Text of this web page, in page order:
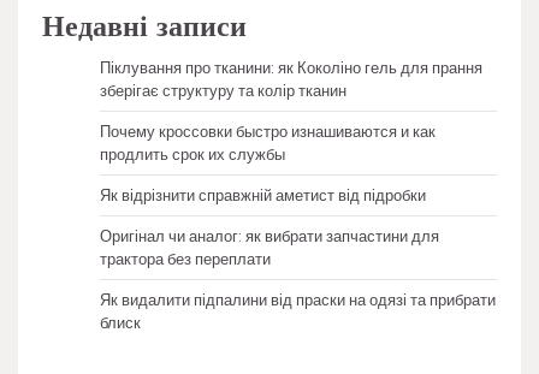
Недавні записи
Піклування про тканини: як Коколіно гель для прання
зберігає структуру та колір тканин
Почему кроссовки быстро изнашиваются и как
продлить срок их службы
Як відрізнити справжній аметист від підробки
Оригінал чи аналог: як вибрати запчастини для
трактора без переплати
Як видалити підпалини від праски на одязі та прибрати
блиск